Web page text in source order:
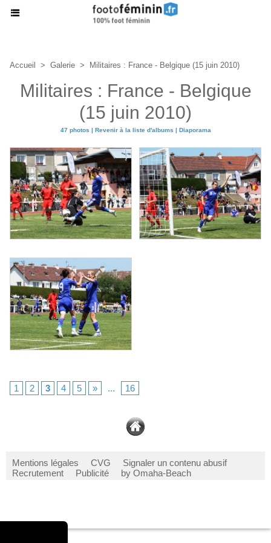
Accueil > Galerie > Militaires : France - Belgique (15 juin 2010)
Militaires : France - Belgique
(15 juin 2010)
47 photos | Revenir à la liste d'albums | Diaporama
1 2 3 4 5 » ... 16
Mentions légales CVG
Signaler un contenu abusif
Recrutement
Publicité by Omaha-Beach